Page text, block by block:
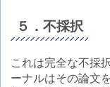
５．不採択
これは完全な不採
ーナルはその論文